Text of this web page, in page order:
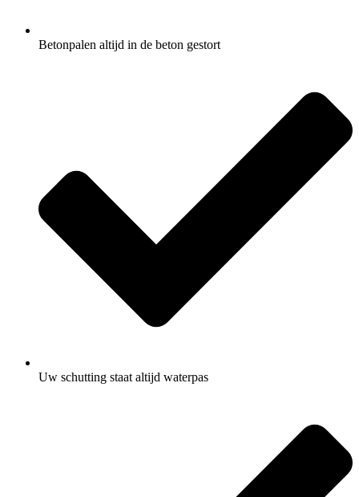
Betonpalen altijd in de beton gestort
Uw schutting staat altijd waterpas